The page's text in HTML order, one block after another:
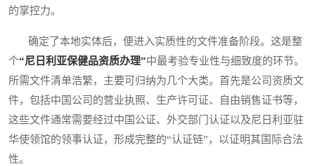
的掌控力。
确定了本地实体后，便进入实质性的文件准备阶段。这是整
个“尼日利亚保健品资质办理”中最考验专业性与细致度的环节。
所需文件清单浩繁，主要可归纳为几个大类。首先是公司资质文
件，包括中国公司的营业执照、生产许可证、自由销售证书等，
这些文件通常需要经过中国公证、外交部门认证以及尼日利亚驻
华使领馆的领事认证，形成完整的“认证链”，以证明其国际合法
性。